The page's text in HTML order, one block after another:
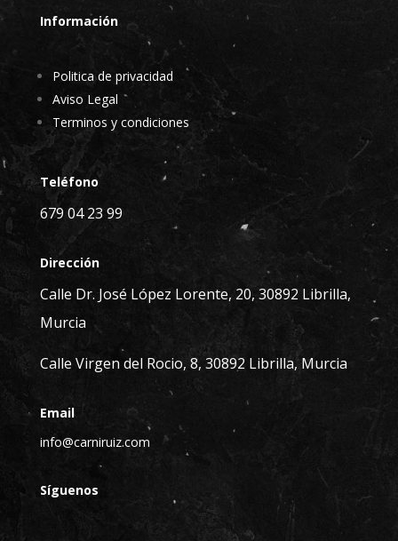
Información
Politica de privacidad
Aviso Legal
Terminos y condiciones
Teléfono
679 04 23 99
Dirección
Calle Dr. José López Lorente, 20, 30892 Librilla,
Murcia
Calle Virgen del Rocio, 8, 30892 Librilla, Murcia
Email
info@carniruiz.com
Síguenos